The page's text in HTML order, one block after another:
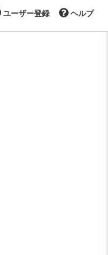
ヘルプ
ユーザー登録